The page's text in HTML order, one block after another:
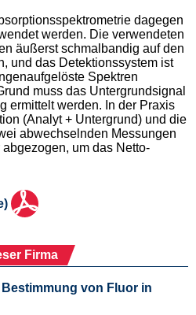
dagegen
werden. Die verwendeten
äußerst schmalbandig auf den
und das Detektionssystem ist
Spektren
muss das Untergrundsignal
ermittelt werden. In der Praxis
(Analyt + Untergrund) und die
abwechselnden Messungen
um das Netto-
Firma
von Fluor in